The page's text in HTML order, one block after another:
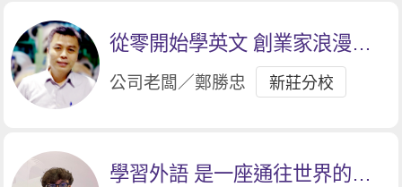
從零開始學英文 創業家浪漫追
夢
公司老闆／鄭勝忠 新莊分校
學習外語 是一座通往世界的橋